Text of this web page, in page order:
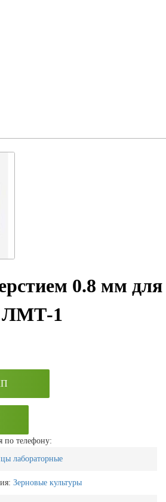
0.8 мм для
ЛМТ-1
по телефону:
лабораторные
Зерновые культуры